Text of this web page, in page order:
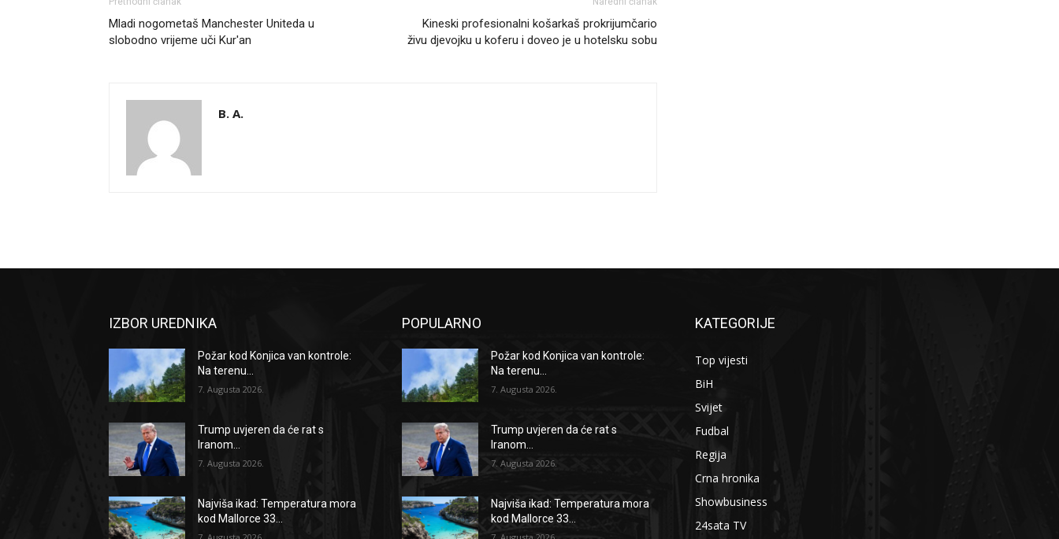
Mladi nogometaš Manchester Uniteda u
slobodno vrijeme uči Kur'an
Kineski profesionalni košarkaš prokrijumčario
živu djevojku u koferu i doveo je u hotelsku sobu
B. A.
IZBOR UREDNIKA
Požar kod Konjica van kontrole:
Na terenu...
7. Augusta 2026.
Trump uvjeren da će rat s
Iranom...
7. Augusta 2026.
Najviša ikad: Temperatura mora
kod Mallorce 33...
POPULARNO
Požar kod Konjica van kontrole:
Na terenu...
7. Augusta 2026.
Trump uvjeren da će rat s
Iranom...
7. Augusta 2026.
Najviša ikad: Temperatura mora
kod Mallorce 33...
KATEGORIJE
Top vijesti
BiH
Svijet
Fudbal
Regija
Crna hronika
Showbusiness
24sata TV